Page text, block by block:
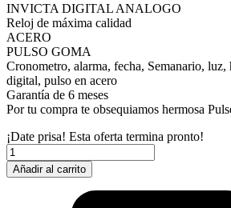
INVICTA DIGITAL ANALOGO
Reloj de máxima calidad
ACERO
PULSO GOMA
Cronometro, alarma, fecha, Semanario, luz,
digital, pulso en acero
Garantía de 6 meses
Por tu compra te obsequiamos hermosa
¡Date prisa! Esta oferta termina pronto!
RELOJ
INVICTA
DIGITAL
Añadir al carrito